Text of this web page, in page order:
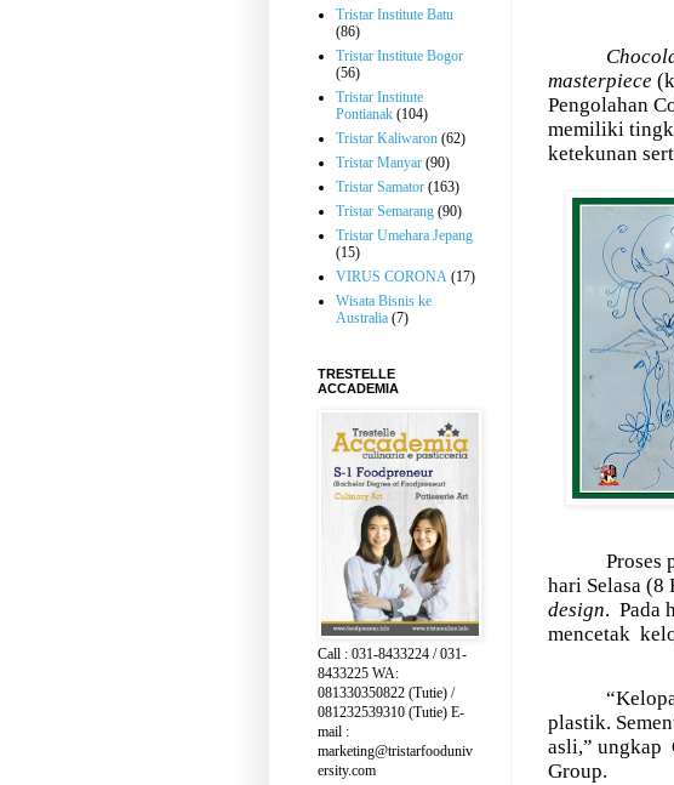
masterpiece
Pengolahan
memiliki
ketekunan
Proses
hari Selasa (8
design. Pada
mencetak
plastik.
asli,” ungkap
Group.
Tristar Institute Batu
(86)
Tristar Institute Bogor
(56)
Tristar Institute
Pontianak (104)
Tristar Kaliwaron (62)
Tristar Manyar (90)
Tristar Samator (163)
Tristar Semarang (90)
Tristar Umehara Jepang
(15)
VIRUS CORONA (17)
Wisata Bisnis ke
Australia (7)
TRESTELLE
ACCADEMIA
Call : 031-8433224 / 031-
8433225 WA:
081330350822 (Tutie) /
081232539310 (Tutie) E-
mail :
marketing@tristarfooduniv
ersity.com